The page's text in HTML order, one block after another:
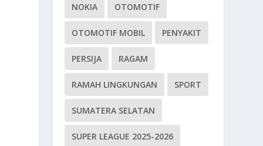
NOKIA OTOMOTIF
OTOMOTIF MOBIL PENYAKIT
PERSIJA RAGAM
RAMAH LINGKUNGAN SPORT
SUMATERA SELATAN
SUPER LEAGUE 2025-2026